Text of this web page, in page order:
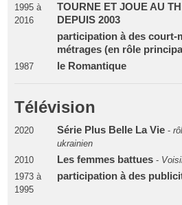
1995 à
2016
TOURNE ET JOUE AU
DEPUIS 2003
participation à des court-
métrages (en rôle
1987 le Romantique
Télévision
2020 Série Plus Belle La Vie-
ukrainien
2010
Les femmes battues -
1973 à
1995
participation à des